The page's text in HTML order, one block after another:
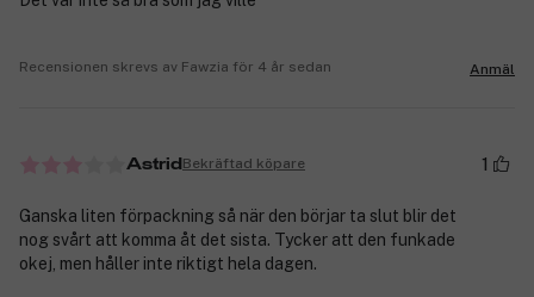
Recensionen skrevs av Fawzia för 4 år sedan Anmäl
Astrid Bekräftad köpare 1
Ganska liten förpackning så när den börjar ta slut blir det
nog svårt att komma åt det sista. Tycker att den funkade
okej, men håller inte riktigt hela dagen.